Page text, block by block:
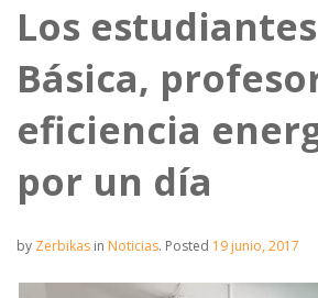
Los
Básica,
eficiencia
por un día
by Zerbikas in Noticias. Posted 19 junio, 2017